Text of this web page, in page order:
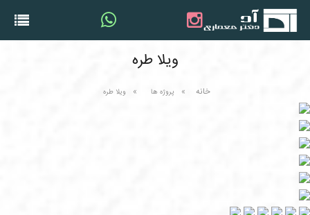
ویلا طره
خانه پروژه ها ویلا طره